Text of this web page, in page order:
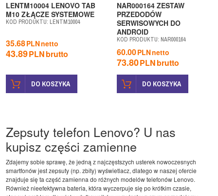
LENTM10004 LENOVO TAB
M10 ZŁĄCZE SYSTEMOWE
KOD PRODUKTU: LENTM10004
35.68PLNnetto
43.89PLNbrutto
DO KOSZYKA
NAR000164 ZESTAW
PRZEDODÓW
SERWISOWYCH DO
ANDROID
KOD PRODUKTU: NAR000164
60.00PLNnetto
73.80PLNbrutto
DO KOSZYKA
Zepsuty telefon Lenovo? U nas
kupisz części zamienne
Zdajemy sobie sprawę, że jedną z najczęstszych usterek nowoczesnych
smartfonów jest zepsuty (np. zbity) wyświetlacz, dlatego w naszej ofercie
znajduje się ta część zamienna do różnych modelów telefonów Lenovo.
Również nieefektywna bateria, która wyczerpuje się po krótkim czasie,